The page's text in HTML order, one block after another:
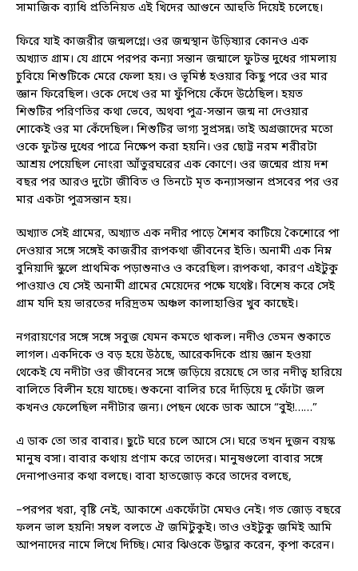
সামাজিক ব্যাধি প্রতিনিয়ত এই খিদের আগুনে আহুতি দিয়েই চলেছে।
ফিরে যাই কাজরীর জন্মলগ্নে। ওর জন্মস্থান উড়িষ্যার কোনও এক
অখ্যাত গ্রাম। যে গ্রামে পরপর কন্যা সন্তান জন্মালে ফুটন্ত দুধের গামলায়
চুবিয়ে শিশুটিকে মেরে ফেলা হয়। ও ভূমিষ্ঠ হওয়ার কিছু পরে ওর মার
জ্ঞান ফিরেছিল। ওকে দেখে ওর মা ফুঁপিয়ে কেঁদে উঠেছিল। হয়ত
শিশুটির পরিণতির কথা ভেবে, অথবা পুত্র-সন্তান জন্ম না দেওয়ার
শোকেই ওর মা কেঁদেছিল। শিশুটির ভাগ্য সুপ্রসন্ন। তাই অগ্রজাদের মতো
ওকে ফুটন্ত দুধের পাত্রে নিক্ষেপ করা হয়নি। ওর ছোট্ট নরম শরীরটা
আশ্রয় পেয়েছিল নোংরা আঁতুরঘরের এক কোণে। ওর জন্মের প্রায় দশ
বছর পর আরও দুটো জীবিত ও তিনটে মৃত কন্যাসন্তান প্রসবের পর ওর
মার একটা পুত্রসন্তান হয়।
অখ্যাত সেই গ্রামের, অখ্যাত এক নদীর পাড়ে শৈশব কাটিয়ে কৈশোরে পা
দেওয়ার সঙ্গে সঙ্গেই কাজরীর রূপকথা জীবনের ইতি। অনামী এক নিম্ন
বুনিয়াদি স্কুলে প্রাথমিক পড়াশুনাও ও করেছিল। রূপকথা, কারণ এইটুকু
পাওয়াও যে সেই অনামী গ্রামের মেয়েদের পক্ষে যথেষ্ট। বিশেষ করে সেই
গ্রাম যদি হয় ভারতের দরিদ্রতম অঞ্চল কালাহাণ্ডির খুব কাছেই।
নগরায়ণের সঙ্গে সঙ্গে সবুজ যেমন কমতে থাকল। নদীও তেমন শুকাতে
লাগল। একদিকে ও বড় হয়ে উঠছে, আরেকদিকে প্রায় জ্ঞান হওয়া
থেকেই যে নদীটা ওর জীবনের সঙ্গে জড়িয়ে রয়েছে সে তার নদীত্ব হারিয়ে
বালিতে বিলীন হয়ে যাচ্ছে। শুকনো বালির চরে দাঁড়িয়ে দু ফোঁটা জল
কখনও ফেলেছিল নদীটার জন্য। পেছন থেকে ডাক আসে “বুই!……”
এ ডাক তো তার বাবার। ছুটে ঘরে চলে আসে সে। ঘরে তখন দুজন বয়স্ক
মানুষ বসা। বাবার কথায় প্রণাম করে তাদের। মানুষগুলো বাবার সঙ্গে
দেনাপাওনার কথা বলছে। বাবা হাতজোড় করে তাদের বলছে,
–পরপর খরা, বৃষ্টি নেই, আকাশে একফোঁটা মেঘও নেই। গত জোড় বছরে
ফলন ভাল হয়নি! সম্বল বলতে ঐ জমিটুকুই। তাও ওইটুকু জমিই আমি
আপনাদের নামে লিখে দিচ্ছি। মোর ঝিওকে উদ্ধার করেন, কৃপা করেন।